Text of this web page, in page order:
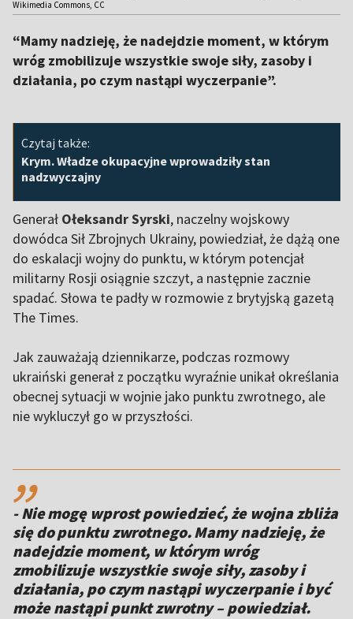
Wikimedia Commons, CC
“Mamy nadzieję, że nadejdzie moment, w którym
wróg zmobilizuje wszystkie swoje siły, zasoby i
działania, po czym nastąpi wyczerpanie”.
Czytaj także:
Krym. Władze okupacyjne wprowadziły stan
nadzwyczajny
Generał Ołeksandr Syrski, naczelny wojskowy
dowódca Sił Zbrojnych Ukrainy, powiedział, że dążą one
do eskalacji wojny do punktu, w którym potencjał
militarny Rosji osiągnie szczyt, a następnie zacznie
spadać. Słowa te padły w rozmowie z brytyjską gazetą
The Times.
Jak zauważają dziennikarze, podczas rozmowy
ukraiński generał z początku wyraźnie unikał określania
obecnej sytuacji w wojnie jako punktu zwrotnego, ale
nie wykluczył go w przyszłości.
,,
- Nie mogę wprost powiedzieć, że wojna zbliża
się do punktu zwrotnego. Mamy nadzieję, że
nadejdzie moment, w którym wróg
zmobilizuje wszystkie swoje siły, zasoby i
działania, po czym nastąpi wyczerpanie i być
może nastąpi punkt zwrotny – powiedział.